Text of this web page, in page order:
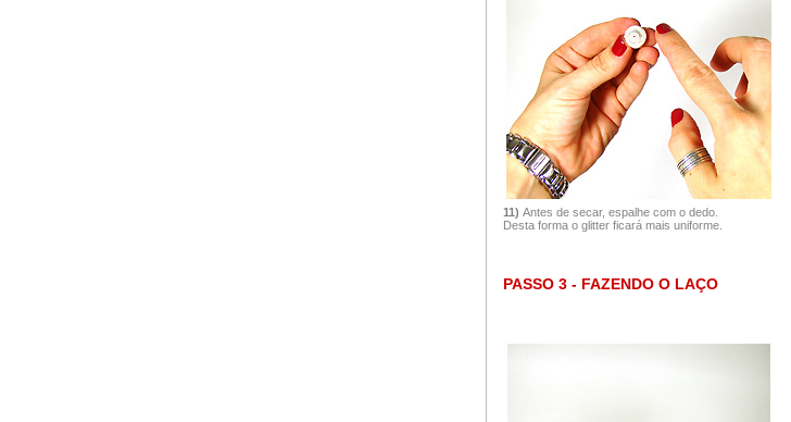
11) Antes de secar, espalhe com o dedo.
Desta forma o glitter ficará mais uniforme.
PASSO 3 - FAZENDO O LAÇO